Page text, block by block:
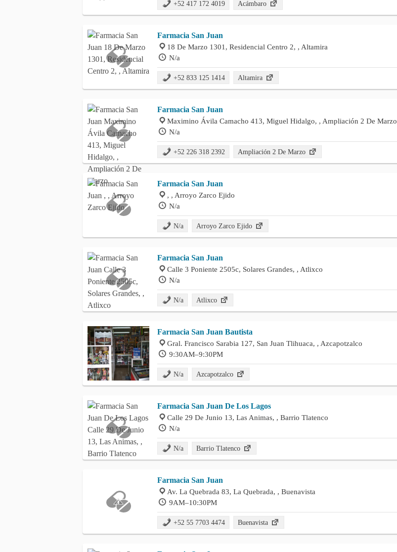
+52 417 172 4019 Acámbaro
Farmacia San Juan
18 De Marzo 1301, Residencial Centro 2, , Altamira
N/a
+52 833 125 1414 Altamira
Farmacia San Juan
Maximino Ávila Camacho 413, Miguel Hidalgo, , Ampliación 2 De Marzo
N/a
+52 226 318 2392 Ampliación 2 De Marzo
Farmacia San Juan
, , Arroyo Zarco Ejido
N/a
N/a Arroyo Zarco Ejido
Farmacia San Juan
Calle 3 Poniente 2505c, Solares Grandes, , Atlixco
N/a
N/a Atlixco
Farmacia San Juan Bautista
Gral. Francisco Sarabia 127, San Juan Tlihuaca, , Azcapotzalco
9:30AM–9:30PM
N/a Azcapotzalco
Farmacia San Juan De Los Lagos
Calle 29 De Junio 13, Las Animas, , Barrio Tlatenco
N/a
N/a Barrio Tlatenco
Farmacia San Juan
Av. La Quebrada 83, La Quebrada, , Buenavista
9AM–10:30PM
+52 55 7703 4474 Buenavista